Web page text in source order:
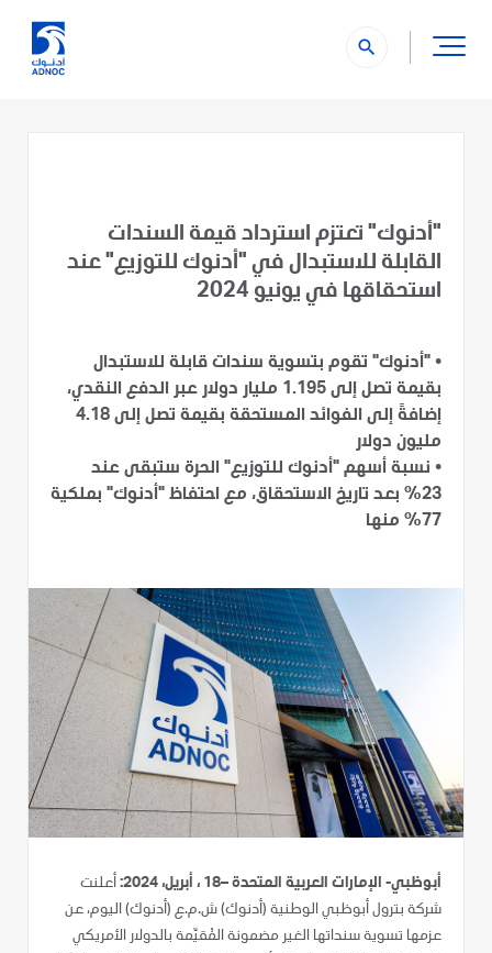
search
"أدنوك" تعتزم استرداد قيمة السندات
القابلة للاستبدال في "أدنوك للتوزيع" عند
استحقاقها في يونيو 2024
• "أدنوك" تقوم بتسوية سندات قابلة للاستبدال
بقيمة تصل إلى 1.195 مليار دولار عبر الدفع النقدي،
إضافةً إلى الفوائد المستحقة بقيمة تصل إلى 4.18
مليون دولار
• نسبة أسهم "أدنوك للتوزيع" الحرة ستبقى عند
23% بعد تاريخ الاستحقاق، مع احتفاظ "أدنوك" بملكية
77% منها
أبوظبي- الإمارات العربية المتحدة –18 ، أبريل، 2024:
أعلنت
شركة بترول أبوظبي الوطنية (أدنوك) ش.م.ع (أدنوك) اليوم، عن
عزمها تسوية سنداتها الغير مضمونة المُقيّمة بالدولار الأمريكي